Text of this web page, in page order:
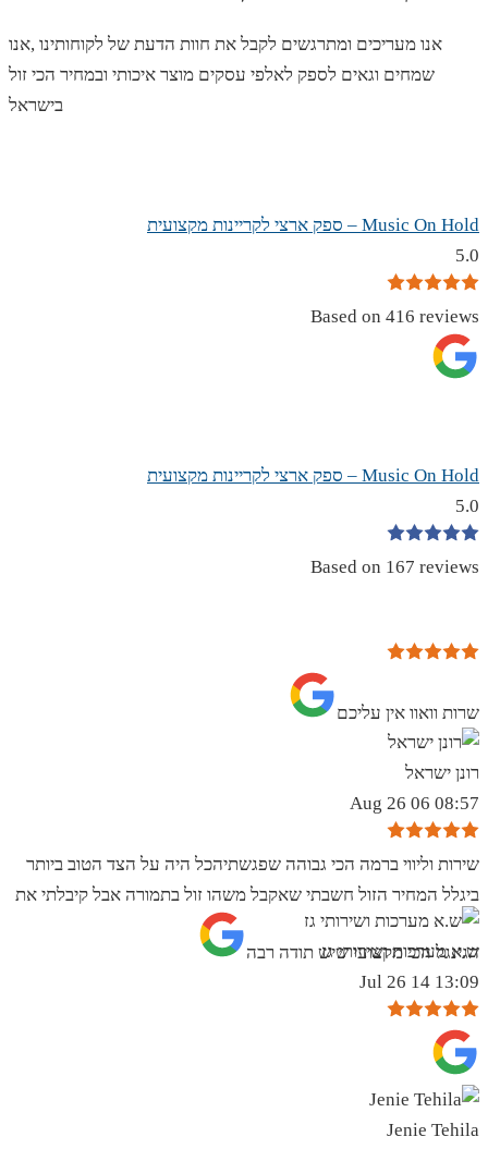
אנו מעריכים ומתרגשים לקבל את חוות הדעת של לקוחותינו ,אנו
שמחים וגאים לספק לאלפי עסקים מוצר איכותי ובמחיר הכי זול
בישראל
Music On Hold – ספק ארצי לקריינות מקצועית
5.0
Based on 416 reviews
Music On Hold – ספק ארצי לקריינות מקצועית
5.0
Based on 167 reviews
שרות וואוו אין עליכם
רונן ישראל
08:57 06 Aug 26
שירות וליווי ברמה הכי גבוהה שפגשתיהכל היה על הצד הטוב ביותר
ביגלל המחיר הזול חשבתי שאקבל משהו זול בתמורה אבל קיבלתי את
הגינגל הכי מקצועי שיש תודה רבה
ש.א מערכות ושירותי גז
13:09 14 Jul 26
Jenie Tehila